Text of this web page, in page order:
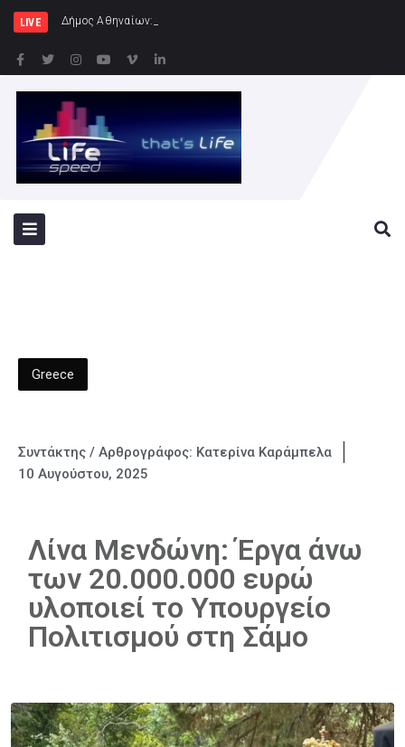
LIVE Δήμος Αθηναίων: Συνεχίζονται οι εντατικοί έλ
Greece
Συντάκτης / Αρθρογράφος: Κατερίνα Καράμπελα
10 Αυγούστου, 2025
Λίνα Μενδώνη: Έργα άνω
των 20.000.000 ευρώ
υλοποιεί το Υπουργείο
Πολιτισμού στη Σάμο